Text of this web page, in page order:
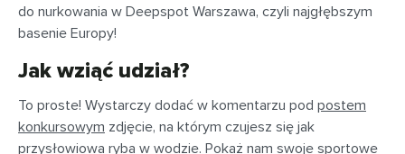
do nurkowania w Deepspot Warszawa, czyli najgłębszym
basenie Europy!
Jak wziąć udział?
To proste! Wystarczy dodać w komentarzu pod postem
konkursowym zdjęcie, na którym czujesz się jak
przysłowiowa ryba w wodzie. Pokaż nam swoje sportowe